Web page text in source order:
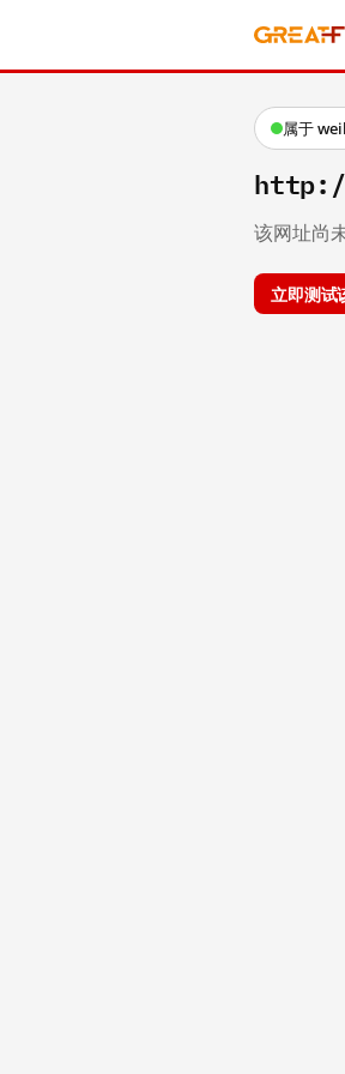
属于
该网址尚
立即测试